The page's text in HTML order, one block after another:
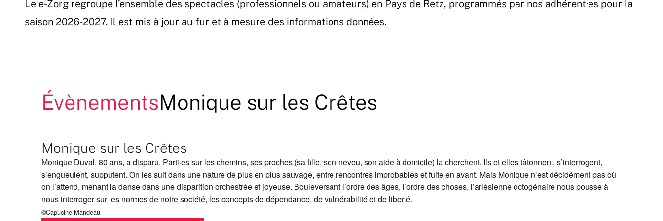
Le e-Zorg regroupe l’ensemble des spectacles (professionnels ou amateurs) en Pays de Retz, programmés par nos adhérent·es pour la
saison 2026-2027. Il est mis à jour au fur et à mesure des informations données.
ÉvènementsMonique sur les Crêtes
Monique sur les Crêtes
Monique Duval, 80 ans, a disparu. Parti·es sur les chemins, ses proches (sa fille, son neveu, son aide à domicile) la cherchent. Ils et elles tâtonnent, s’interrogent,
s’engueulent, supputent. On les suit dans une nature de plus en plus sauvage, entre rencontres improbables et fuite en avant. Mais Monique n’est décidément pas où
on l’attend, menant la danse dans une disparition orchestrée et joyeuse. Bouleversant l’ordre des âges, l’ordre des choses, l’arlésienne octogénaire nous pousse à
nous interroger sur les normes de notre société, les concepts de dépendance, de vulnérabilité et de liberté.
©Capucine Mandeau